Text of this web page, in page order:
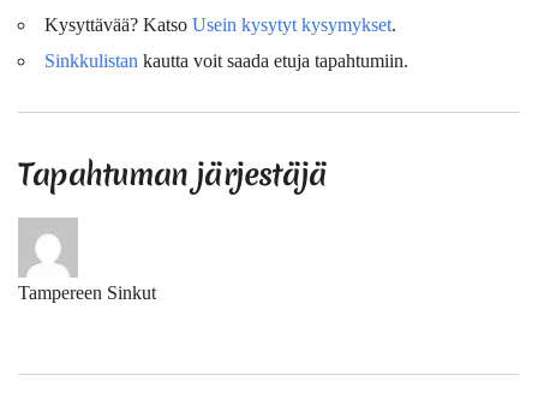
Kysyttävää? Katso Usein kysytyt kysymykset.
Sinkkulistan kautta voit saada etuja tapahtumiin.
Tapahtuman järjestäjä
Tampereen Sinkut